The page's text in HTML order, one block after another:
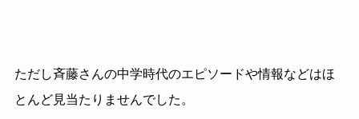
ただし斉藤さんの中学時代のエピソードや情報などはほ
とんど見当たりませんでした。